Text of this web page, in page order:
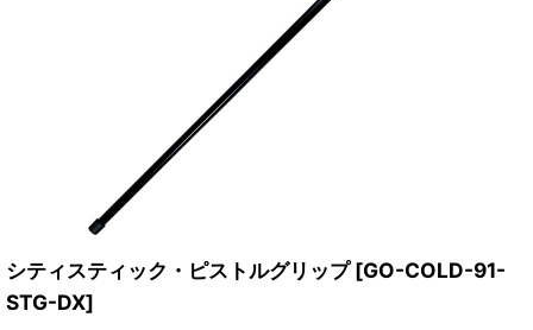
シティスティック・ピストルグリップ [GO-COLD-91-
STG-DX]